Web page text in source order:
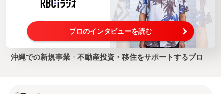
プロのインタビューを読む
沖縄での新規事業・不動産投資・移住をサポートするプロ